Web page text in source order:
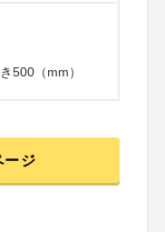
500（mm）
ージ